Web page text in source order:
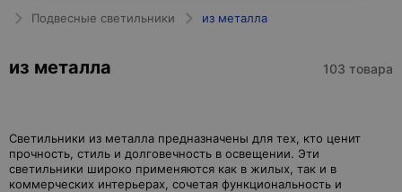
Подвесные светильники
из металла
из металла 103 товара
Светильники из металла предназначены для тех, кто ценит
прочность, стиль и долговечность в освещении. Эти
светильники широко применяются как в жилых, так и в
коммерческих интерьерах, сочетая функциональность и